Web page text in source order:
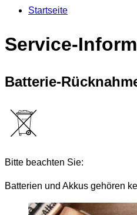
Startseite
Service-
Batterie-
Bitte beachten Sie:
Batterien und Akkus gehören